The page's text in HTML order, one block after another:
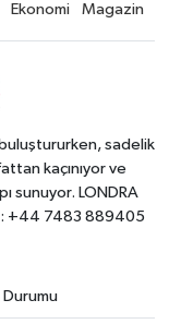
Ekonomi Magazin
sadelik
kaçınıyor ve
sunuyor. LONDRA
+44 7483 889405
Durumu